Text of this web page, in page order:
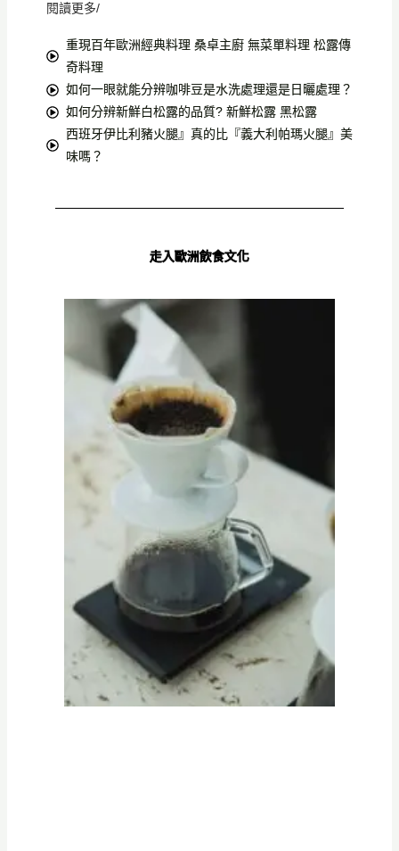
閱讀更多/
重現百年歐洲經典料理 桑卓主廚 無菜單料理 松露傳
奇料理
如何一眼就能分辨咖啡豆是水洗處理還是日曬處理？
如何分辨新鮮白松露的品質? 新鮮松露 黑松露
西班牙伊比利豬火腿』真的比『義大利帕瑪火腿』美
味嗎？
走入歐洲飲食文化